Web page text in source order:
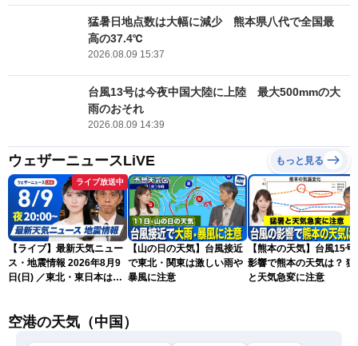
猛暑日地点数は大幅に減少 熊本県八代で全国最
高の37.4℃
2026.08.09 15:37
台風13号は今夜中国大陸に上陸 最大500mmの大
雨のおそれ
2026.08.09 14:39
ウェザーニュースLiVE もっと見る
ライブ放送中
【ライブ】最新天気ニュー
ス・地震情報 2026年8月9
日(日) ／東北・東日本は急
衣／芳野達郎〉
【山の日の天気】台風接近
で東北・関東は激しい雨や
暴風に注意
【熊本の天気】台風15号
影響で熊本の天気は？ 猛
と天気急変に注意
空港の天気（中国）